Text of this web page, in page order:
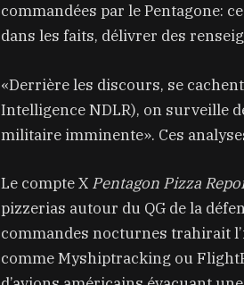
commandées par le Pentagone:
dans les faits, délivrer des
«Derrière les discours, se
Intelligence NDLR), on surveille
militaire imminente». Ces
Le compte X Pentagon Pizza
pizzerias autour du QG de la
commandes nocturnes trahirait
comme Myshiptracking ou